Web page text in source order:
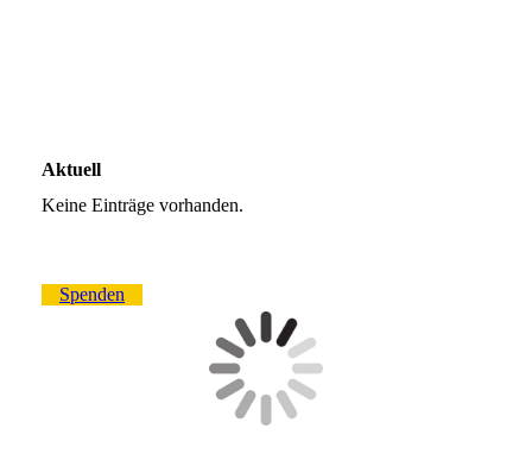
Aktuell
Keine Einträge vorhanden.
Spenden